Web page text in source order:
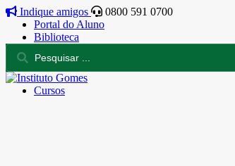
Indique amigos
0800 591 0700
Portal do Aluno
Biblioteca
Cursos